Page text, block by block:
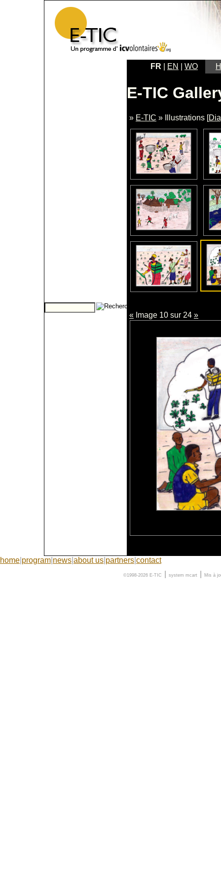
FR EN WO
E-TIC
» E-TIC » Illustrations [
« Image 10 sur 24 »
home program news about us partners contact
©1998-2026 E-TIC system mcart Mis à